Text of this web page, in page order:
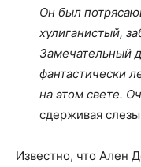
Он был
хулиганистый,
Замечательный
фантастически
на этом свете.
сдерживая
Известно, что Ален